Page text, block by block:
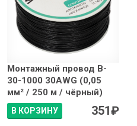
Монтажный провод B-
30-1000 30AWG (0,05
мм² / 250 м / чёрный)
В КОРЗИНУ 351₽